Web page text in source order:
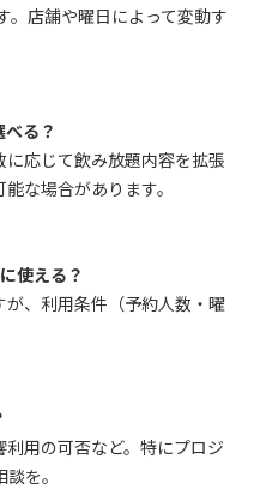
店舗や曜日によって変動す
る？
応じて飲み放題内容を拡張
な場合があります。
使える？
、利用条件（予約人数・曜
用の可否など。特にプロジ
を。